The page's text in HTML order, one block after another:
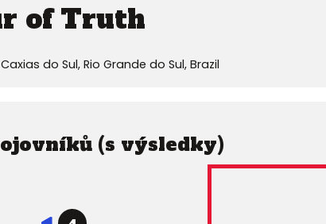
of Truth
do Sul, Rio Grande do Sul, Brazil
(s výsledky)